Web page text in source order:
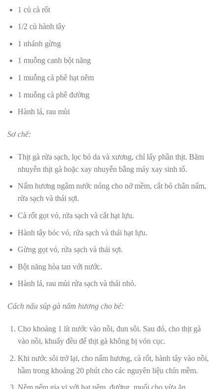
1 củ cà rốt
1/2 củ hành tây
1 nhánh gừng
1 muỗng canh bột năng
1 muỗng cà phê hạt nêm
1 muỗng cà phê đường
Hành lá, rau mùi
Sơ chế:
Thịt gà rửa sạch, lọc bỏ da và xương, chỉ lấy phần thịt. Băm
nhuyễn thịt gà hoặc xay nhuyễn bằng máy xay sinh tố.
Nấm hương ngâm nước nóng cho nở mềm, cắt bỏ chân nấm,
rửa sạch và thái sợi.
Cà rốt gọt vỏ, rửa sạch và cắt hạt lựu.
Hành tây bóc vỏ, rửa sạch và thái hạt lựu.
Gừng gọt vỏ, rửa sạch và thái sợi.
Bột năng hòa tan với nước.
Hành lá, rau mùi rửa sạch và thái nhỏ.
Cách nấu súp gà nấm hương cho bé:
Cho khoảng 1 lít nước vào nồi, đun sôi. Sau đó, cho thịt gà
vào nồi, khuấy đều để thịt gà không bị vón cục.
Khi nước sôi trở lại, cho nấm hương, cà rốt, hành tây vào nồi,
hầm trong khoảng 20 phút cho các nguyên liệu chín mềm.